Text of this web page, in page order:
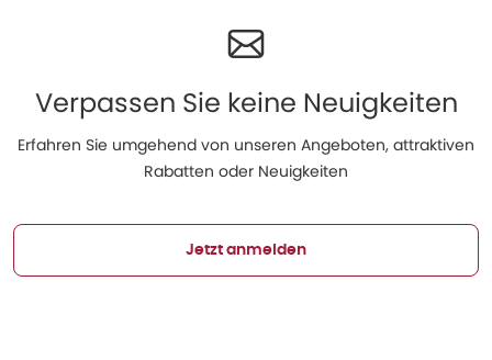
Verpassen Sie keine Neuigkeiten
Erfahren Sie umgehend von unseren Angeboten, attraktiven
Rabatten oder Neuigkeiten
Jetzt anmelden